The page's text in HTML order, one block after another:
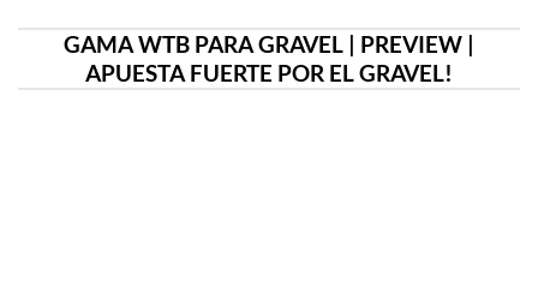
GAMA WTB PARA GRAVEL | PREVIEW |
APUESTA FUERTE POR EL GRAVEL!